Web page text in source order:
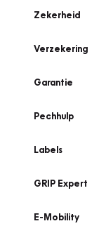
Zekerheid
Verzekering
Garantie
Pechhulp
Labels
GRIP Expert
E-Mobility